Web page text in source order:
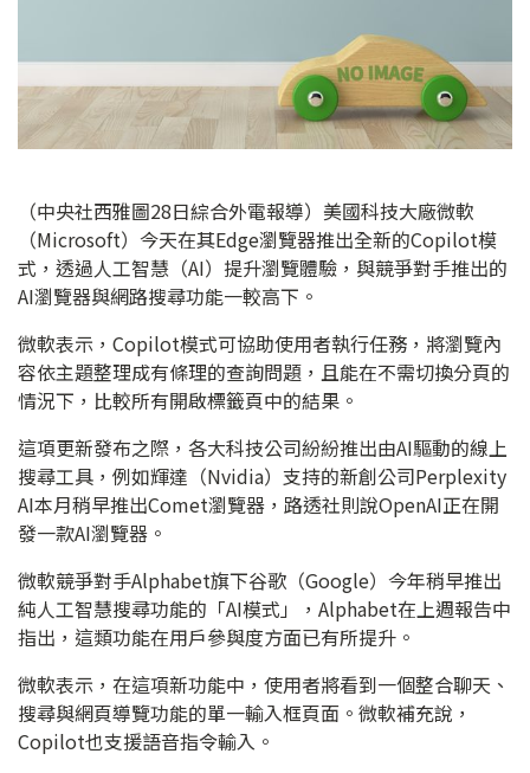
（中央社西雅圖28日綜合外電報導）美國科技大廠微軟
（Microsoft）今天在其Edge瀏覽器推出全新的Copilot模
式，透過人工智慧（AI）提升瀏覽體驗，與競爭對手推出的
AI瀏覽器與網路搜尋功能一較高下。
微軟表示，Copilot模式可協助使用者執行任務，將瀏覽內
容依主題整理成有條理的查詢問題，且能在不需切換分頁的
情況下，比較所有開啟標籤頁中的結果。
這項更新發布之際，各大科技公司紛紛推出由AI驅動的線上
搜尋工具，例如輝達（Nvidia）支持的新創公司Perplexity
AI本月稍早推出Comet瀏覽器，路透社則說OpenAI正在開
發一款AI瀏覽器。
微軟競爭對手Alphabet旗下谷歌（Google）今年稍早推出
純人工智慧搜尋功能的「AI模式」，Alphabet在上週報告中
指出，這類功能在用戶參與度方面已有所提升。
微軟表示，在這項新功能中，使用者將看到一個整合聊天、
搜尋與網頁導覽功能的單一輸入框頁面。微軟補充說，
Copilot也支援語音指令輸入。